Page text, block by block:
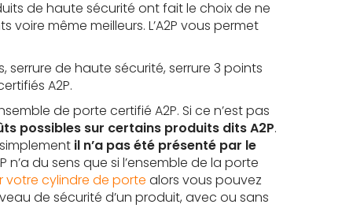
de haute sécurité ont fait le choix de ne
même meilleurs. L’A2P vous permet
de haute sécurité, serrure 3 points
A2P.
de porte certifié A2P. Si ce n’est pas
possibles sur certains produits dits A2P.
il n’a pas été présenté par le
du sens que si l’ensemble de la porte
votre cylindre de porte alors vous pouvez
de sécurité d’un produit, avec ou sans